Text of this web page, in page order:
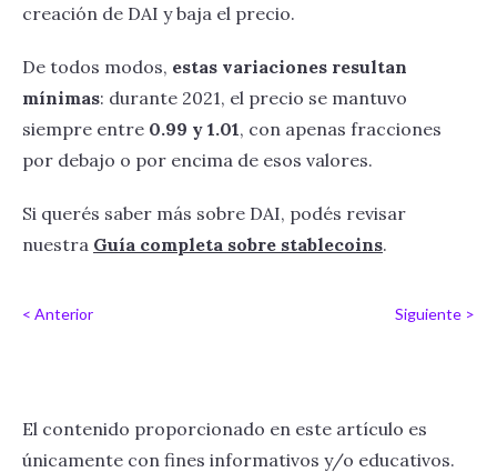
creación de DAI y baja el precio.
De todos modos, estas variaciones resultan
mínimas: durante 2021, el precio se mantuvo
siempre entre 0.99 y 1.01, con apenas fracciones
por debajo o por encima de esos valores.
Si querés saber más sobre DAI, podés revisar
nuestra Guía completa sobre stablecoins.
< Anterior Siguiente >
El contenido proporcionado en este artículo es
únicamente con fines informativos y/o educativos.